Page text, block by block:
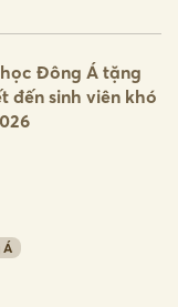
Đông Á tặng
đến sinh viên khó
Á